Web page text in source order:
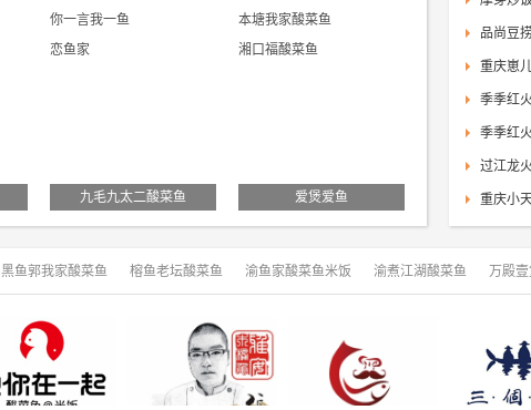
你一言我一鱼
本塘我家酸菜鱼
恋鱼家 湘口福酸菜鱼
九毛九太二酸菜鱼 爱煲爱鱼
品尚豆
重庆崽
季季红
季季红
过江龙
重庆小
黑鱼郭我家酸菜鱼 榕鱼老坛酸菜鱼 渝鱼家酸菜鱼米饭 渝煮江湖酸菜鱼 万殿